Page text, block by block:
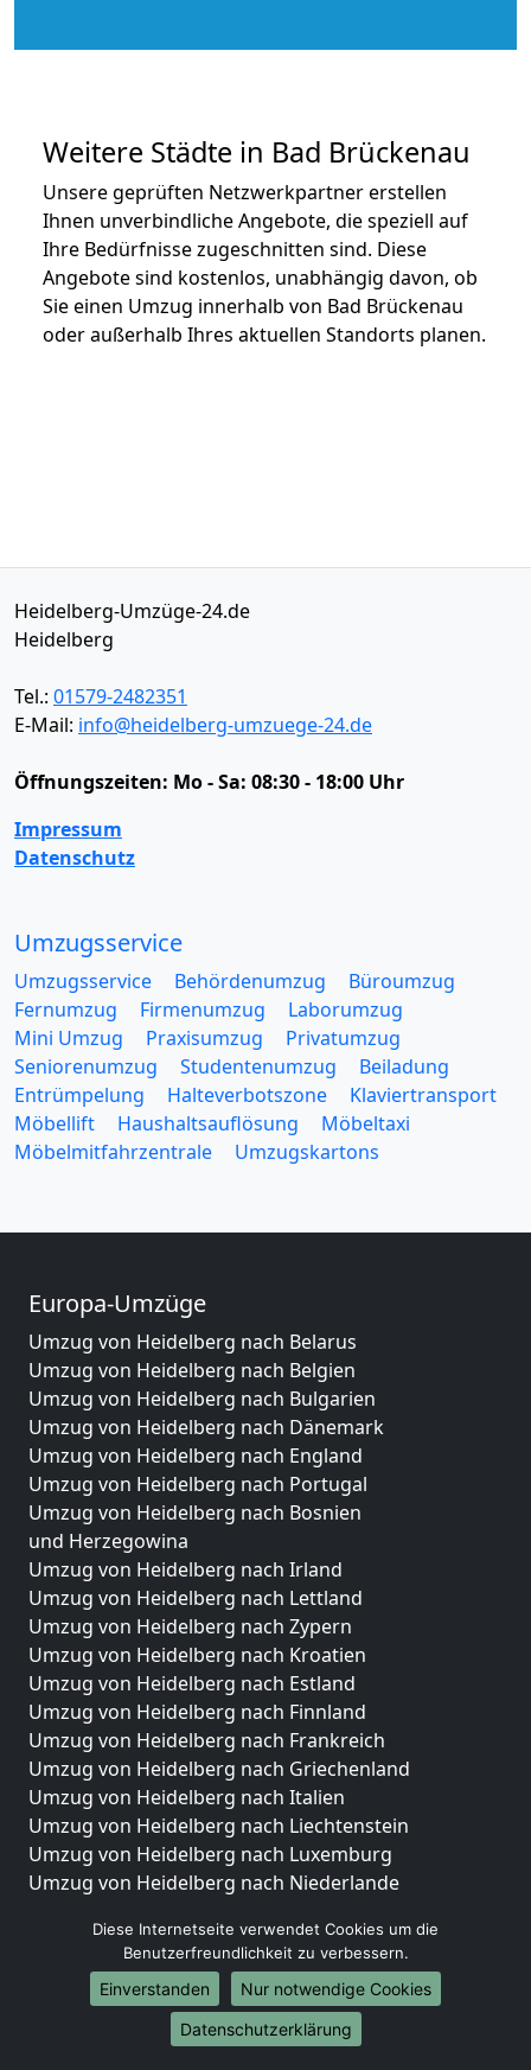
Weitere Städte in Bad Brückenau
Unsere geprüften Netzwerkpartner erstellen
Ihnen unverbindliche Angebote, die speziell auf
Ihre Bedürfnisse zugeschnitten sind. Diese
Angebote sind kostenlos, unabhängig davon, ob
Sie einen Umzug innerhalb von Bad Brückenau
oder außerhalb Ihres aktuellen Standorts planen.
Heidelberg-Umzüge-24.de
Heidelberg
Tel.: 01579-2482351
E-Mail: info@heidelberg-umzuege-24.de
Öffnungszeiten: Mo - Sa: 08:30 - 18:00 Uhr
Impressum
Datenschutz
Umzugsservice
Umzugsservice Behördenumzug
Büroumzug
Fernumzug
Firmenumzug
Laborumzug
Mini Umzug
Praxisumzug
Privatumzug
Seniorenumzug
Studentenumzug
Beiladung
Entrümpelung
Halteverbotszone
Klaviertransport
Möbellift
Haushaltsauflösung
Möbeltaxi
Möbelmitfahrzentrale
Umzugskartons
Europa-Umzüge
Umzug von Heidelberg nach Belarus
Umzug von Heidelberg nach Belgien
Umzug von Heidelberg nach Bulgarien
Umzug von Heidelberg nach Dänemark
Umzug von Heidelberg nach England
Umzug von Heidelberg nach Portugal
Umzug von Heidelberg nach Bosnien
und Herzegowina
Umzug von Heidelberg nach Irland
Umzug von Heidelberg nach Lettland
Umzug von Heidelberg nach Zypern
Umzug von Heidelberg nach Kroatien
Umzug von Heidelberg nach Estland
Umzug von Heidelberg nach Finnland
Umzug von Heidelberg nach Frankreich
Umzug von Heidelberg nach Griechenland
Umzug von Heidelberg nach Italien
Umzug von Heidelberg nach Liechtenstein
Umzug von Heidelberg nach Luxemburg
Umzug von Heidelberg nach Niederlande
Umzüge-Deutschlandweit
Umzug von Heidelberg nach Berlin
Umzug von Heidelberg nach Hamburg
Umzug von Heidelberg nach München
Diese Internetseite verwendet Cookies um die
Benutzerfreundlichkeit zu verbessern.
Einverstanden
Nur notwendige Cookies
Datenschutzerklärung